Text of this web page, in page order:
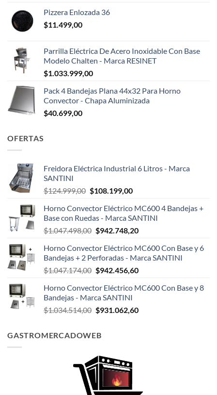
Pizzera Enlozada 36
$11.499,00
Parrilla Eléctrica De Acero Inoxidable Con Base
Modelo Chalten - Marca RESINET
$1.033.999,00
Pack 4 Bandejas Plana 44x32 Para Horno
Convector - Chapa Aluminizada
$40.699,00
OFERTAS
Freidora Eléctrica Industrial 6 Litros - Marca
SANTINI
$124.999,00 El
original
era:
$124.999,00.
$108.199,00El
actual
es:
$108.199,00.
Horno Convector Eléctrico MC600 4 Bandejas +
Base con Ruedas - Marca SANTINI
$1.047.498,00 El
original
era:
$1.047.498,00.
$942.748,20El
actual
es:
$942.748,20.
Horno Convector Eléctrico MC600 Con Base y 6
Bandejas + 2 Perforadas - Marca SANTINI
$1.047.174,00 El
original
era:
$1.047.174,00.
$942.456,60El
actual
$942.456,60.
Horno Convector Eléctrico MC600 Con Base y 8
Bandejas - Marca SANTINI
$1.034.514,00 El
era:
$931.062,60El
GASTROMERCADOWEB